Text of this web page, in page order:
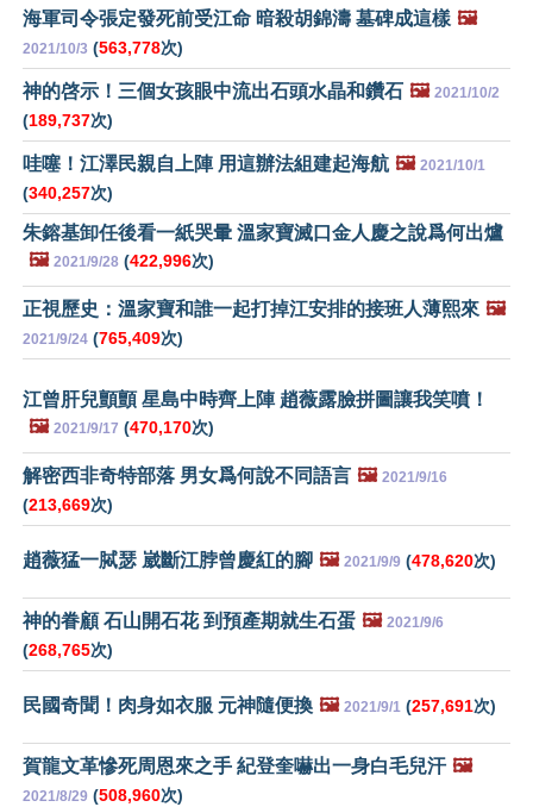
海軍司令張定發死前受江命 暗殺胡錦濤 墓碑成這樣 🖼️
2021/10/3 (563,778次)
神的啓示！三個女孩眼中流出石頭水晶和鑽石 🖼️ 2021/10/2
(189,737次)
哇噻！江澤民親自上陣 用這辦法組建起海航 🖼️ 2021/10/1
(340,257次)
朱鎔基卸任後看一紙哭暈 溫家寶滅口金人慶之說爲何出爐
🖼️ 2021/9/28 (422,996次)
正視歷史：溫家寶和誰一起打掉江安排的接班人薄熙來 🖼️
2021/9/24 (765,409次)
江曾肝兒顫顫 星島中時齊上陣 趙薇露臉拼圖讓我笑噴！
🖼️ 2021/9/17 (470,170次)
解密西非奇特部落 男女爲何說不同語言 🖼️ 2021/9/16
(213,669次)
趙薇猛一脦瑟 崴斷江脖曾慶紅的腳 🖼️ 2021/9/9 (478,620次)
神的眷顧 石山開石花 到預產期就生石蛋 🖼️ 2021/9/6
(268,765次)
民國奇聞！肉身如衣服 元神隨便換 🖼️ 2021/9/1 (257,691次)
賀龍文革慘死周恩來之手 紀登奎嚇出一身白毛兒汗 🖼️
2021/8/29 (508,960次)